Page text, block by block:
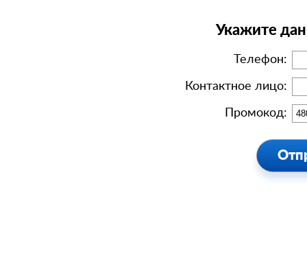
Укажите
Телефон:
Контактное лицо:
Промокод: